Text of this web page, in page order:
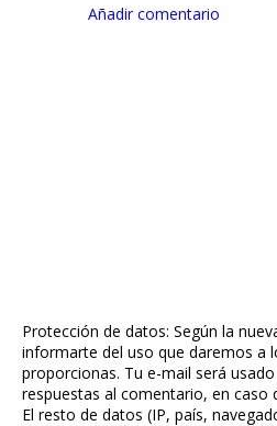
Añadir comentario
Protección de datos: Según la
informarte del uso que daremos a
proporcionas. Tu e-mail será
respuestas al comentario, en caso
El resto de datos (IP, país,